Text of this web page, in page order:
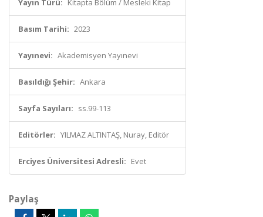
Yayın Türü: Kitapta Bölüm / Mesleki Kitap
Basım Tarihi: 2023
Yayınevi: Akademisyen Yayınevi
Basıldığı Şehir: Ankara
Sayfa Sayıları: ss.99-113
Editörler: YILMAZ ALTINTAŞ, Nuray, Editör
Erciyes Üniversitesi Adresli: Evet
Paylaş